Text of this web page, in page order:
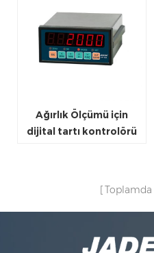
Ağırlık Ölçümü için
dijital tartı kontrolörü
Toplamda